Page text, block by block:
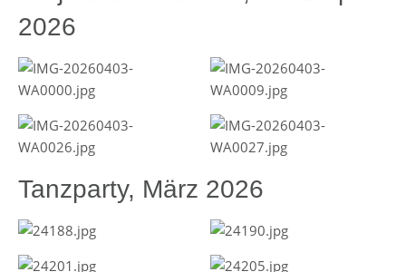
2026
Tanzparty, März 2026